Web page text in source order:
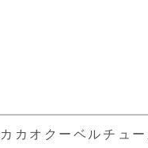
カオクーベルチュ